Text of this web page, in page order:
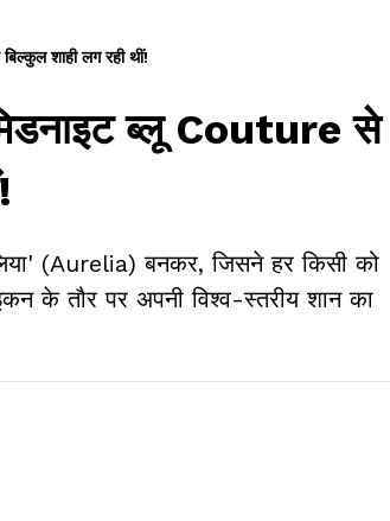
शाही लग रही थीं!
ब्लू Couture से
(Aurelia) बनकर, जिसने हर किसी को
के तौर पर अपनी विश्व-स्तरीय शान का